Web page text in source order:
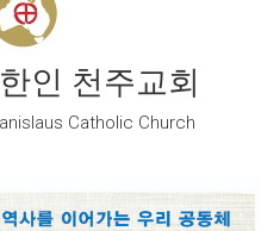
인 천주교회
Catholic Church